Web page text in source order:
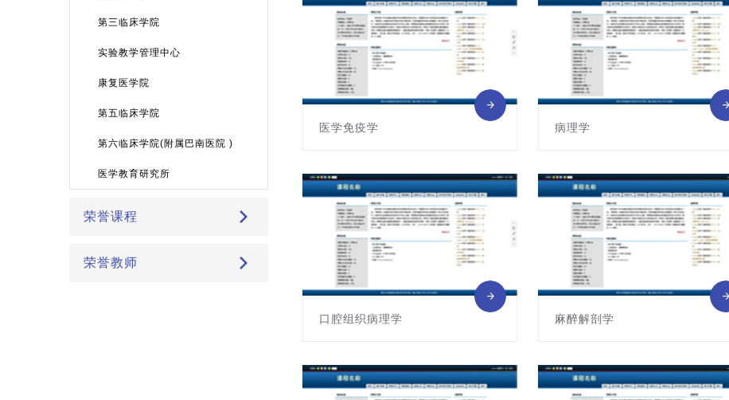
第三临床学院
实验教学管理中心
康复医学院
第五临床学院
第六临床学院(附属巴南医院 )
医学教育研究所
荣誉课程
荣誉教师
医学免疫学
主讲教师: 陈全
病理学
主讲教师: 徐曼
口腔组织病理学
主讲教师: 黎明
麻醉解剖学
主讲教师: 骆世芳